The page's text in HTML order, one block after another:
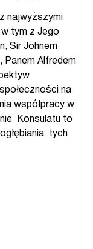
najwyższymi
tym z Jego
Sir Johnem
Panem Alfredem
na
współpracy w
Konsulatu to
tych